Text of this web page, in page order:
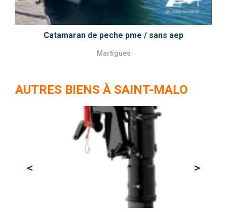
Catamaran de peche pme / sans aep
Martigues
AUTRES BIENS À SAINT-MALO
<Previous >Next